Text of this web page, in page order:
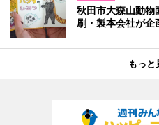
秋田市大森山動
刷・製本会社が企
もっと